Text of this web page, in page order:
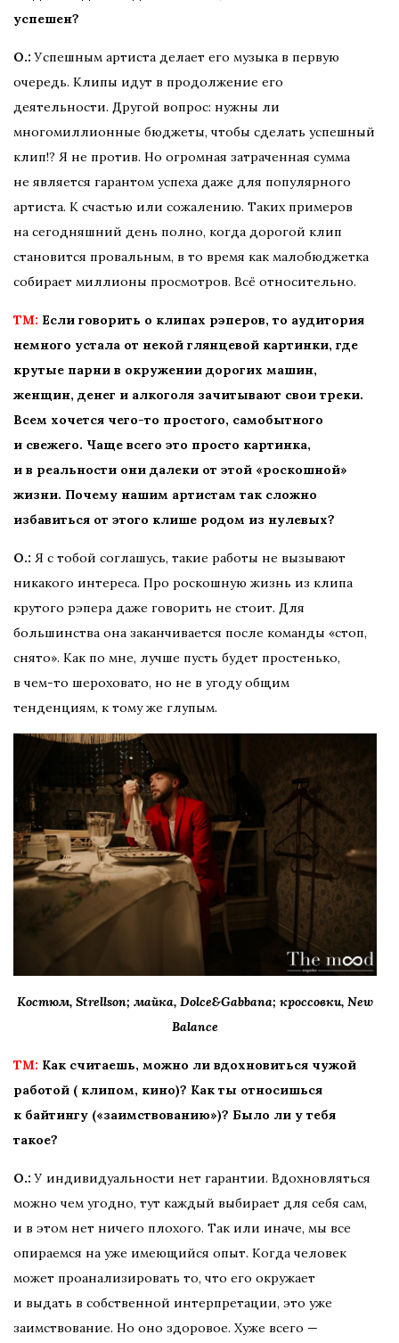
успешен?
О.:Успешным артиста делает его музыка в первую
очередь. Клипы идут в продолжение его
деятельности. Другой вопрос: нужны ли
многомиллионные бюджеты, чтобы сделать успешный
клип!? Я не против. Но огромная затраченная сумма
не является гарантом успеха даже для популярного
артиста. К счастью или сожалению. Таких примеров
на сегодняшний день полно, когда дорогой клип
становится провальным, в то время как малобюджетка
собирает миллионы просмотров. Всё относительно.
TM: Если говорить о клипах рэперов, то аудитория
немного устала от некой глянцевой картинки, где
крутые парни в окружении дорогих машин,
женщин, денег и алкоголя зачитывают свои треки.
Всем хочется чего-то простого, самобытного
и свежего. Чаще всего это просто картинка,
и в реальности они далеки от этой «роскошной»
жизни. Почему нашим артистам так сложно
избавиться от этого клише родом из нулевых?
О.: Я с тобой соглашусь, такие работы не вызывают
никакого интереса. Про роскошную жизнь из клипа
крутого рэпера даже говорить не стоит. Для
большинства она заканчивается после команды «стоп,
снято». Как по мне, лучше пусть будет простенько,
в чем-то шероховато, но не в угоду общим
тенденциям, к тому же глупым.
Костюм, Strellson; майка, Dolce&Gabbana; кроссовки, New
Balance
TM: Как считаешь, можно ли вдохновиться чужой
работой ( клипом, кино)? Как ты относишься
к байтингу («заимствованию»)? Было ли у тебя
такое?
О.:У индивидуальности нет гарантии. Вдохновляться
можно чем угодно, тут каждый выбирает для себя сам,
и в этом нет ничего плохого. Так или иначе, мы все
опираемся на уже имеющийся опыт. Когда человек
может проанализировать то, что его окружает
и выдать в собственной интерпретации, это уже
заимствование. Но оно здоровое. Хуже всего —